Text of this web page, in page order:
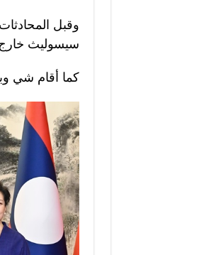
وقبل
سيسوليث
كما أقام شي